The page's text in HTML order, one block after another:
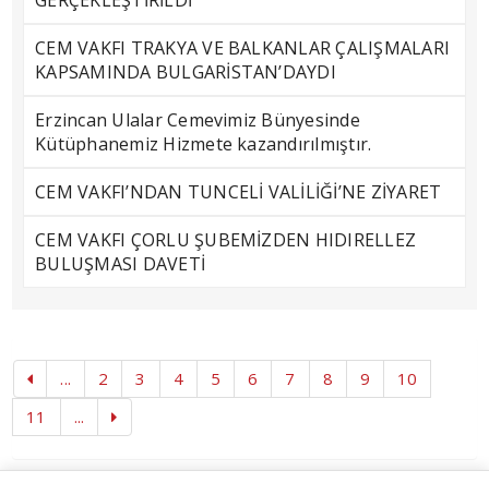
CEM VAKFI TRAKYA VE BALKANLAR ÇALIŞMALARI
KAPSAMINDA BULGARİSTAN’DAYDI
Erzincan Ulalar Cemevimiz Bünyesinde
Kütüphanemiz Hizmete kazandırılmıştır.
CEM VAKFI’NDAN TUNCELİ VALİLİĞİ’NE ZİYARET
CEM VAKFI ÇORLU ŞUBEMİZDEN HIDIRELLEZ
BULUŞMASI DAVETİ
... 2 3 4 5 6 7 8 9
10
11
...